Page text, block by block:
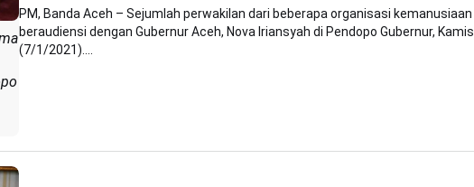
PM, Banda Aceh – Sejumlah perwakilan dari beberapa organisasi kemanusiaan
beraudiensi dengan Gubernur Aceh, Nova Iriansyah di Pendopo Gubernur, Kamis
(7/1/2021)....